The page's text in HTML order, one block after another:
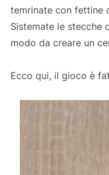
temrinate con fettine
Sistemate le stecche
modo da creare un
Ecco qui, il gioco è